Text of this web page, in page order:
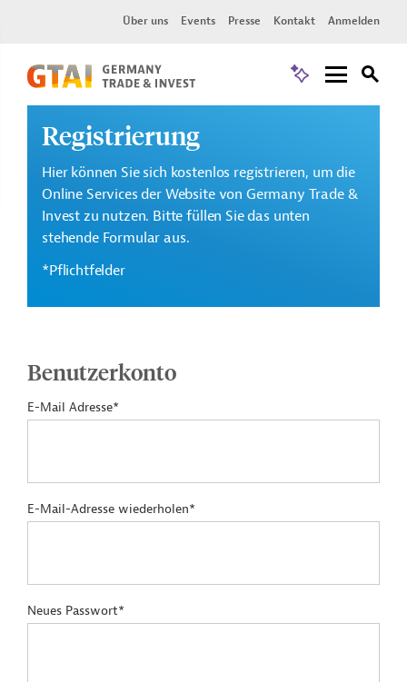
Über uns Events Presse Kontakt Anmelden
Registrierung
Hier können Sie sich kostenlos registrieren, um die
Online Services der Website von Germany Trade &
Invest zu nutzen. Bitte füllen Sie das unten
stehende Formular aus.
*Pflichtfelder
Benutzerkonto
E-Mail Adresse*
E-Mail-Adresse wiederholen*
Neues Passwort*